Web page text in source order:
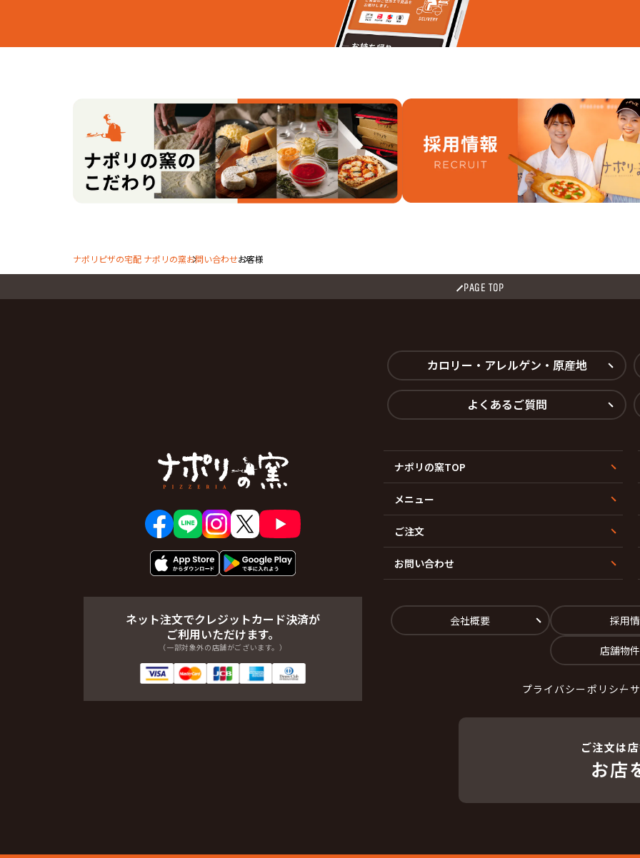
ナポリピザの宅配 ナポリの窯お問い合わせお客様
PAGE TOP
ネット注文でクレジットカード決済が
ご利用いただけます。
（一部対象外の店舗がございます。）
カロリー・アレルゲン・原産地
よくあるご質問
ナポリの窯TOP
メニュー
ご注文
お問い合わせ
会社概要 採用
店舗物
プライバシーポリシー
ご注文は
お店